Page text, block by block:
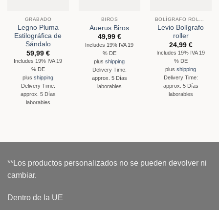
GRABADO
Legno Pluma
Estilográfica de
Sándalo
59,99 €
Includes 19% IVA 19
% DE
plusshipping
Delivery Time:
approx. 5 Días
laborables
BIROS
Auerus Biros
49,99 €
Includes 19% IVA 19
% DE
plusshipping
Delivery Time:
approx. 5 Días
laborables
Levio Bolígrafo
roller
24,99 €
Includes 19% IVA 19
% DE
plusshipping
Delivery Time:
approx. 5 Días
laborables
**Los productos personalizados no se pueden devolver ni
cambiar.
Dentro de la UE